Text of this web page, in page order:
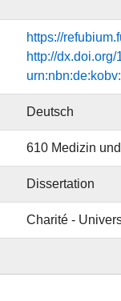
https://
http://
Deutsch
610 Medizin
Dissertation
Charité -